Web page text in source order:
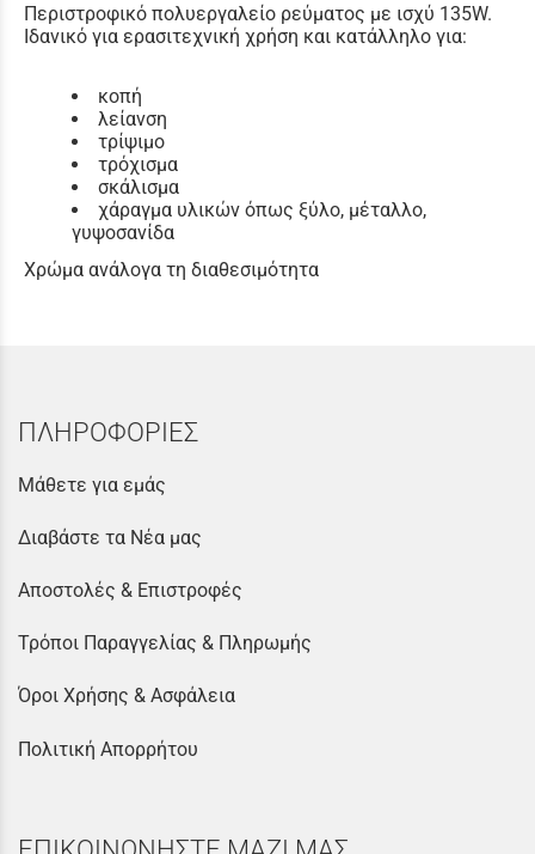
Περιστροφικό πολυεργαλείο ρεύματος με ισχύ 135W.
Ιδανικό για ερασιτεχνική χρήση και κατάλληλο για:
κοπή
λείανση
τρίψιμο
τρόχισμα
σκάλισμα
χάραγμα υλικών όπως ξύλο, μέταλλο,
γυψοσανίδα
Χρώμα ανάλογα τη διαθεσιμότητα
ΠΛΗΡΟΦΟΡΙΕΣ
Μάθετε για εμάς
Διαβάστε τα Νέα μας
Αποστολές & Επιστροφές
Τρόποι Παραγγελίας & Πληρωμής
Όροι Χρήσης & Ασφάλεια
Πολιτική Απορρήτου